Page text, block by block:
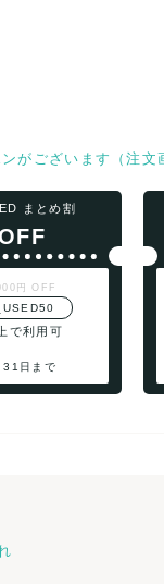
がございます（注文
まとめ割
円 OFF
で利用可
日まで